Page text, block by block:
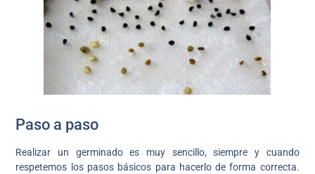
Paso a paso
Realizar un germinado es muy sencillo, siempre y cuando
respetemos los pasos básicos para hacerlo de forma correcta.